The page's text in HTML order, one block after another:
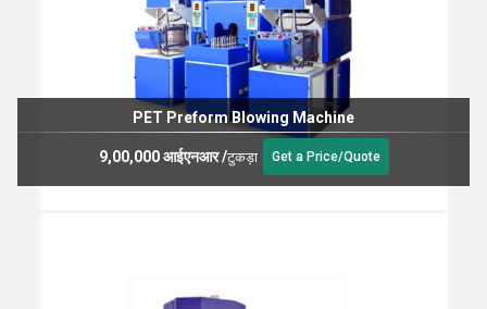
PET Preform Blowing Machine
9,00,000 आईएनआर/टुकड़ा Get a Price/Quote